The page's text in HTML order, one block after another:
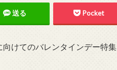
送る Pocket
けてのバレンタインデー特集